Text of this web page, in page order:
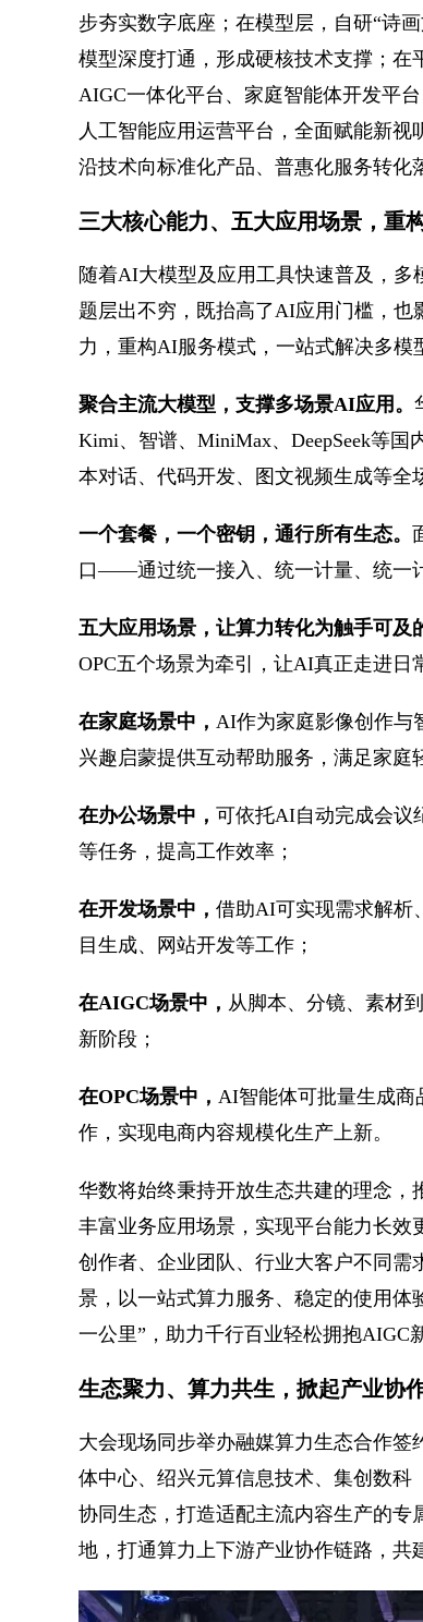
步夯实数字底座；在模型层，自研“诗
模型深度打通，形成硬核技术支撑；
AIGC一体化平台、家庭智能体开发平
人工智能应用运营平台，全面赋能新
沿技术向标准化产品、普惠化服务转化
三大核心能力、五大应用场景，重
随着AI大模型及应用工具快速普及，
题层出不穷，既抬高了AI应用门槛，
力，重构AI服务模式，一站式解决多模
聚合主流大模型，支撑多场景AI应用。
Kimi、智谱、MiniMax、DeepSeek等
本对话、代码开发、图文视频生成等全
一个套餐，一个密钥，通行所有生态。
口——通过统一接入、统一计量、统一
五大应用场景，让算力转化为触手可及
OPC五个场景为牵引，让AI真正走进日
在家庭场景中， AI作为家庭影像创作与
兴趣启蒙提供互动帮助服务，满足家庭
在办公场景中， 可依托AI自动完成会议
等任务，提高工作效率；
在开发场景中， 借助AI可实现需求解析
目生成、网站开发等工作；
在AIGC场景中， 从脚本、分镜、素材
新阶段；
在OPC场景中， AI智能体可批量生成商
作，实现电商内容规模化生产上新。
华数将始终秉持开放生态共建的理念
丰富业务应用场景，实现平台能力长效
创作者、企业团队、行业大客户不同
景，以一站式算力服务、稳定的使用
一公里”，助力千行百业轻松拥抱AIGC
生态聚力、算力共生，掀起产业协
大会现场同步举办融媒算力生态合作
体中心、绍兴元算信息技术、集创数
协同生态，打造适配主流内容生产的专
地，打通算力上下游产业协作链路，共